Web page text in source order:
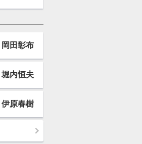
岡田彰布
堀内恒夫
伊原春樹